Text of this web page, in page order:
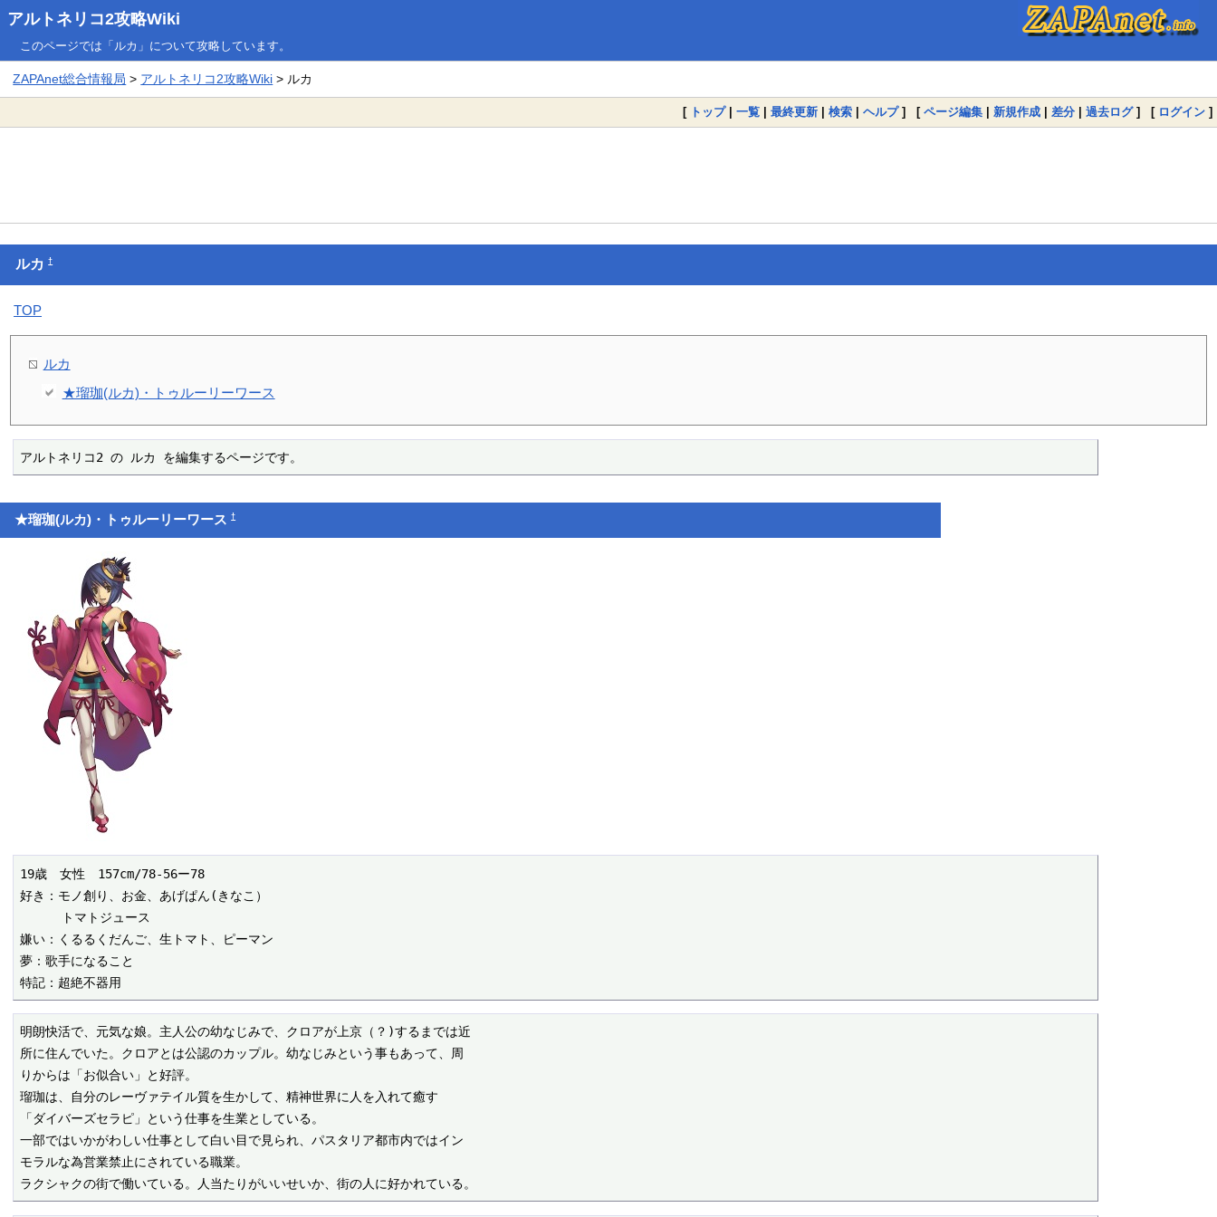
アルトネリコ2攻略Wiki
このページでは「ルカ」について攻略しています。
ZAPAnet総合情報局 > アルトネリコ2攻略Wiki > ルカ
[ トップ| 一覧 | 最終更新 | 検索 | ヘルプ] [ ページ編集 | 新規作成 | 差分 | 過去ログ] [ ログイン ]
ルカ†
TOP
ルカ
★瑠珈(ルカ)・トゥルーリーワース
アルトネリコ2 の ルカ を編集するページです。
★瑠珈(ルカ)・トゥルーリーワース†
19歳　女性　157cm/78-56ー78
好き：モノ創り、お金、あげぱん(きなこ）
トマトジュース
嫌い：くるるくだんご、生トマト、ピーマン
夢：歌手になること
特記：超絶不器用
明朗快活で、元気な娘。主人公の幼なじみで、クロアが上京（？)するまでは近
所に住んでいた。クロアとは公認のカップル。幼なじみという事もあって、周
りからは「お似合い」と好評。
瑠珈は、自分のレーヴァテイル質を生かして、精神世界に人を入れて癒す
「ダイバーズセラピ」という仕事を生業としている。
一部ではいかがわしい仕事として白い目で見られ、パスタリア都市内ではイン
モラルな為営業禁止にされている職業。
ラクシャクの街で働いている。人当たりがいいせいか、街の人に好かれている。